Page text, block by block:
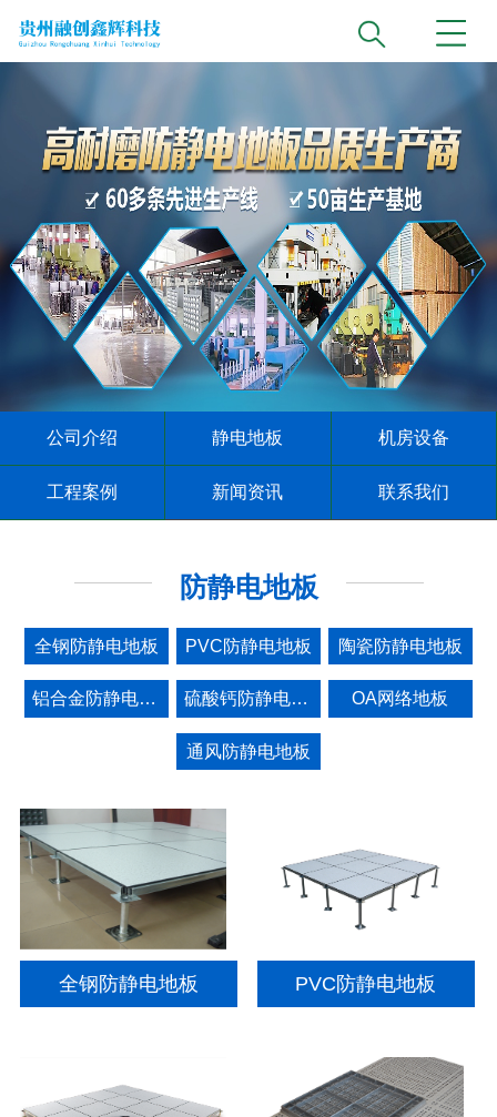
公司介绍 静电地板 机房设备
工程案例 新闻资讯 联系我们
防静电地板
全钢防静电地板 PVC防静电地板 陶瓷防静电地板
铝合金防静电地板 硫酸钙防静电地板 OA网络地板
通风防静电地板
全钢防静电地板 PVC防静电地板